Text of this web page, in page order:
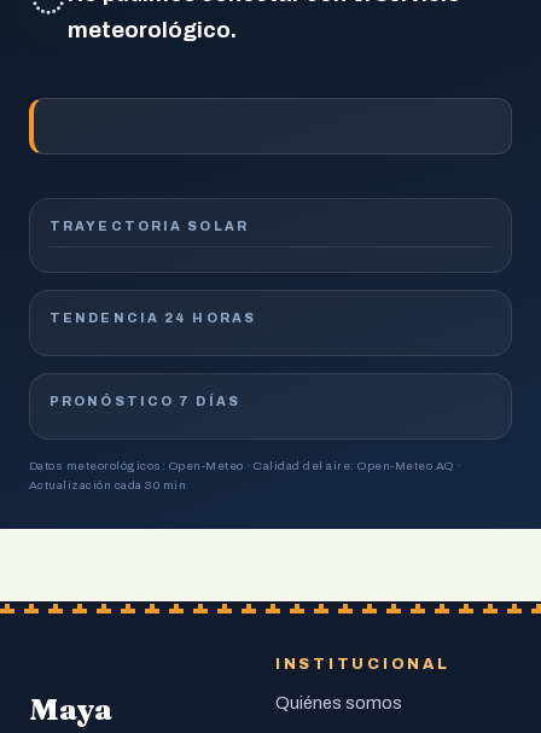
meteorológico.
TRAYECTORIA SOLAR
TENDENCIA 24 HORAS
PRONÓSTICO 7 DÍAS
Datos meteorológicos: Open-Meteo · Calidad del aire: Open-Meteo AQ ·
Actualización cada 30 min
Maya
INSTITUCIONAL
Quiénes somos